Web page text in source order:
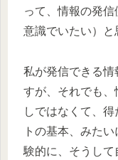
って、情報の発
意識でいたい）と
私が発信できる
すが、それでも
しではなくて、
トの基本、みた
験的に、そうして